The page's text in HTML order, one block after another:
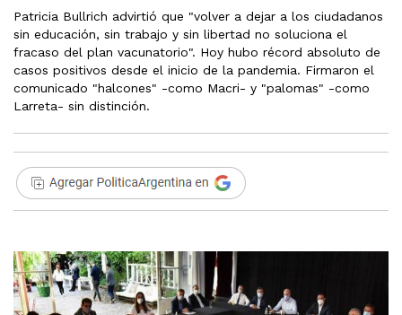
Patricia Bullrich advirtió que "volver a dejar a los ciudadanos
sin educación, sin trabajo y sin libertad no soluciona el
fracaso del plan vacunatorio". Hoy hubo récord absoluto de
casos positivos desde el inicio de la pandemia. Firmaron el
comunicado "halcones" -como Macri- y "palomas" -como
Larreta- sin distinción.